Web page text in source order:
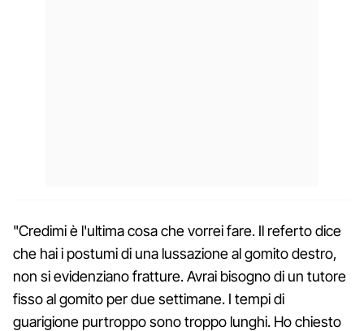
"Credimi è l'ultima cosa che vorrei fare. Il referto dice
che hai i postumi di una lussazione al gomito destro,
non si evidenziano fratture. Avrai bisogno di un tutore
fisso al gomito per due settimane. I tempi di
guarigione purtroppo sono troppo lunghi. Ho chiesto